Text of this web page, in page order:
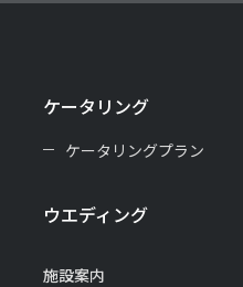
ケータリング
ケータリングプラン
ウエディング
施設案内